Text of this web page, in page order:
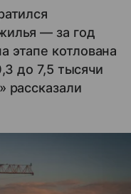
— за год
этапе котлована
до 7,5 тысячи
рассказали